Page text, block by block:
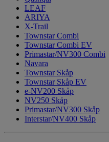
LEAF
ARIYA
X-Trail
Townstar Combi
Townstar Combi EV
Primastar/NV300 Combi
Navara
Townstar Skåp
Townstar Skåp EV
e-NV200 Skåp
NV250 Skåp
Primastar/NV300 Skåp
Interstar/NV400 Skåp